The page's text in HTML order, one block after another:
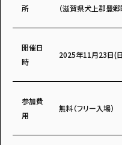
所
（滋賀県犬上郡豊郷
開催日
時
2025年11月23日(
参加費
用
無料（フリー入場）